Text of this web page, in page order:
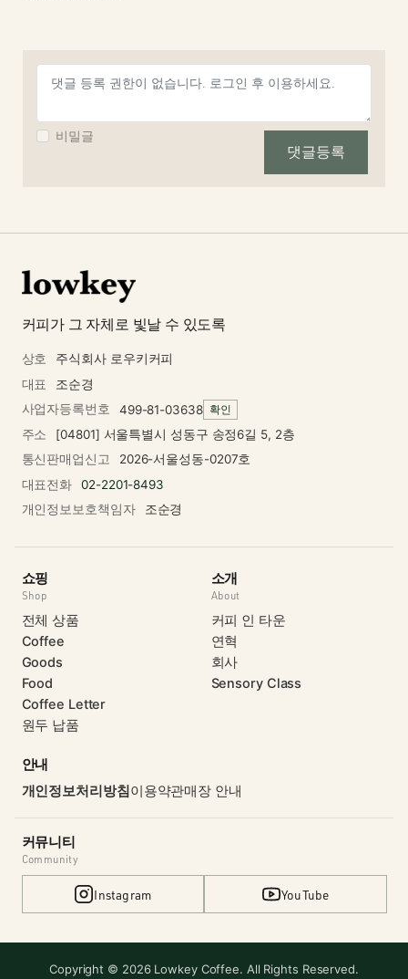
비밀글
댓글등록
커피가 그 자체로 빛날 수 있도록
상호
주식회사 로우키커피
대표
조순경
사업자등록번호
499-81-03638 확인
주소
[04801] 서울특별시 성동구 송정6길 5, 2층
통신판매업신고
2026-서울성동-0207호
대표전화
02-2201-8493
개인정보보호책임자
조순경
쇼핑
Shop
전체 상품
Coffee
Goods
Food
Coffee Letter
원두 납품
소개
About
커피 인 타운
연혁
회사
Sensory Class
안내
개인정보처리방침이용약관매장 안내
커뮤니티
Community
Instagram YouTube
Copyright © 2026 Lowkey Coffee. All Rights Reserved.